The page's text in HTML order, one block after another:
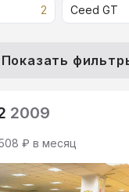
2 Ceed GT
Показать
2009
₽ в месяц